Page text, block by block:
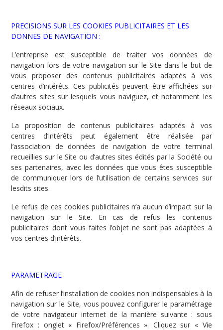
PRECISIONS SUR LES COOKIES PUBLICITAIRES ET LES
DONNES DE NAVIGATION :
L’entreprise est susceptible de traiter vos données de
navigation lors de votre navigation sur le Site dans le but de
vous proposer des contenus publicitaires adaptés à vos
centres d’intérêts. Ces publicités peuvent être affichées sur
d’autres sites sur lesquels vous naviguez, et notamment les
réseaux sociaux.
La proposition de contenus publicitaires adaptés à vos
centres d’intérêts peut également être réalisée par
l’association de données de navigation de votre terminal
recueillies sur le Site ou d’autres sites édités par la Société ou
ses partenaires, avec les données que vous êtes susceptible
de communiquer lors de l’utilisation de certains services sur
lesdits sites.
Le refus de ces cookies publicitaires n’a aucun d’impact sur la
navigation sur le Site. En cas de refus les contenus
publicitaires dont vous faites l’objet ne sont pas adaptées à
vos centres d’intérêts.
PARAMETRAGE
Afin de refuser l’installation de cookies non indispensables à la
navigation sur le Site, vous pouvez configurer le paramétrage
de votre navigateur internet de la manière suivante : sous
Firefox : onglet « Firefox/Préférences ». Cliquez sur « Vie